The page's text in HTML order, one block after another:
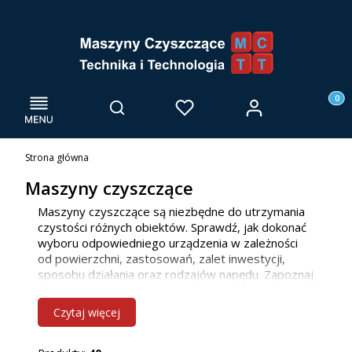
Menu Otwórz wyszukiwarkę
Szukaj Ulubione Zaloguj się
Strona główna
Maszyny czyszczące
Maszyny czyszczące są niezbędne do utrzymania
czystości różnych obiektów. Sprawdź, jak dokonać
wyboru odpowiedniego urządzenia w zależności
od powierzchni, zastosowań, zalet inwestycji,
sposobu działania oraz rodzajów napędu. Zapoznaj
teraz! Jako firma głównie działamy we Wrocławiu i
innych miejscowościach w woj. dolnośląskim, ale
Czytaj więcej